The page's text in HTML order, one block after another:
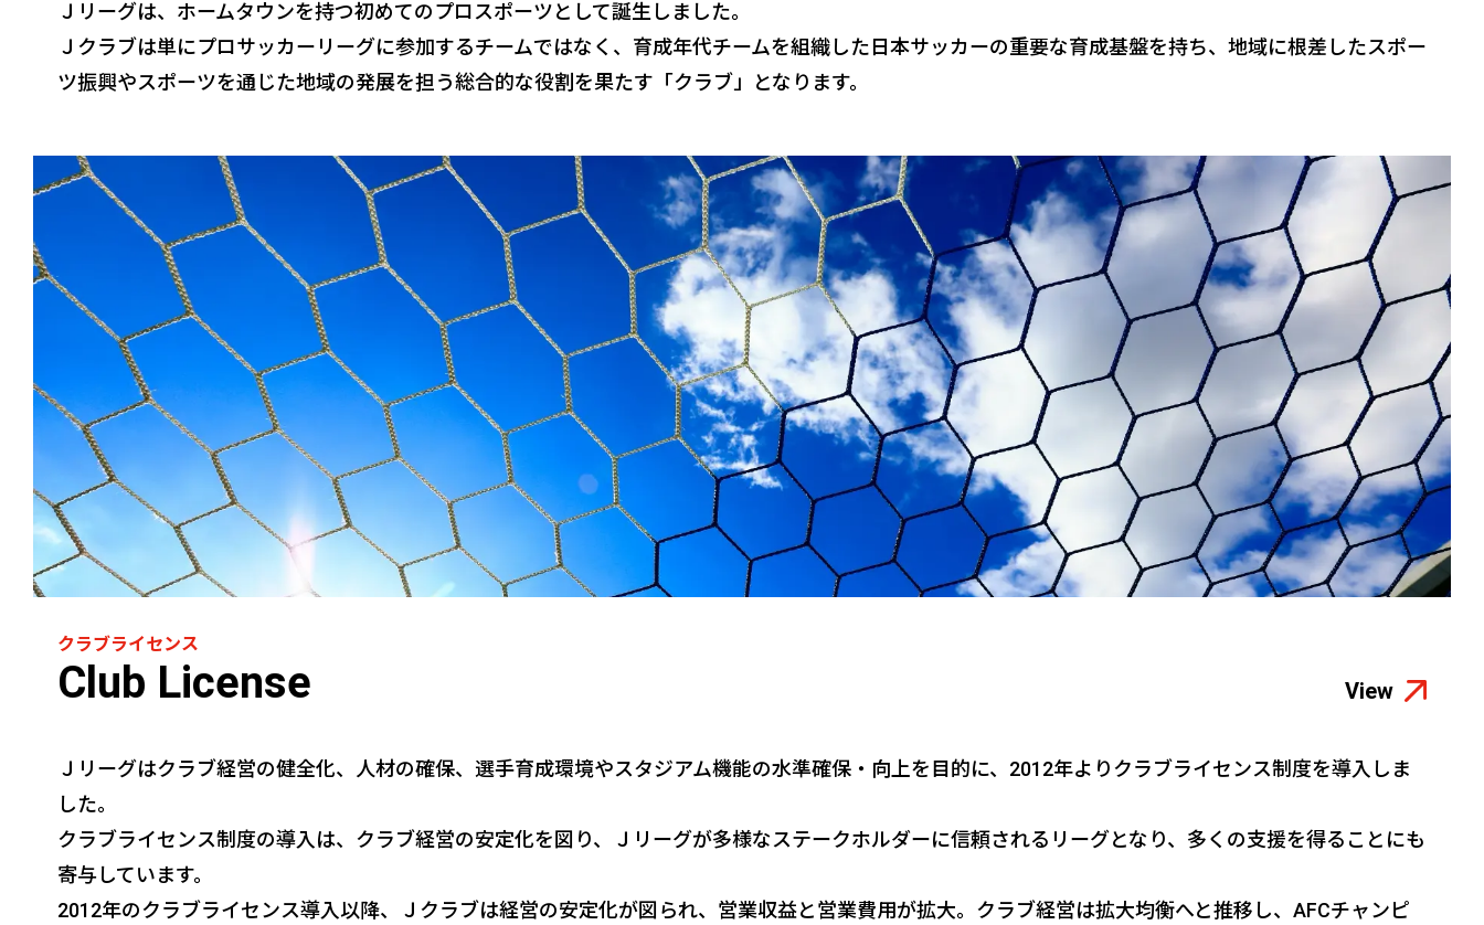
Ｊリーグは、ホームタウンを持つ初めてのプロスポーツとして誕生しました。
Ｊクラブは単にプロサッカーリーグに参加するチームではなく、育成年代チームを組織した日本サッカーの重要な育成基盤を持ち、地域に根差したスポー
ツ振興やスポーツを通じた地域の発展を担う総合的な役割を果たす「クラブ」となります。
クラブライセンス
Club License View
Ｊリーグはクラブ経営の健全化、人材の確保、選手育成環境やスタジアム機能の水準確保・向上を目的に、2012年よりクラブライセンス制度を導入しま
した。
クラブライセンス制度の導入は、クラブ経営の安定化を図り、Ｊリーグが多様なステークホルダーに信頼されるリーグとなり、多くの支援を得ることにも
寄与しています。
2012年のクラブライセンス導入以降、Ｊクラブは経営の安定化が図られ、営業収益と営業費用が拡大。クラブ経営は拡大均衡へと推移し、AFCチャンピ